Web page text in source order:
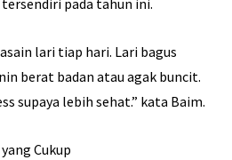
pada tahun ini.
lari tiap hari. Lari bagus
berat badan atau agak buncit.
supaya lebih sehat.” kata Baim.
Cukup